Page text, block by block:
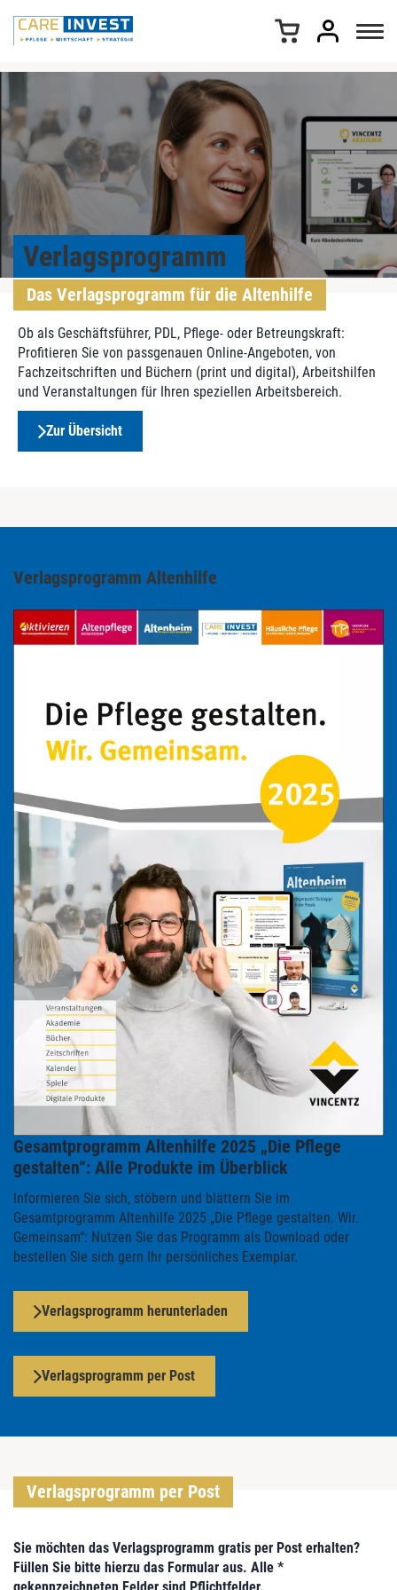
h
a
s
n
g
Verlagsprogramm
Das Verlagsprogramm für die Altenhilfe
Ob als Geschäftsführer, PDL, Pflege- oder Betreungskraft:
Profitieren Sie von passgenauen Online-Angeboten, von
Fachzeitschriften und Büchern (print und digital), Arbeitshilfen
und Veranstaltungen für Ihren speziellen Arbeitsbereich.
Zur Übersicht
Verlagsprogramm Altenhilfe
Gesamtprogramm Altenhilfe 2025 „Die Pflege
gestalten“: Alle Produkte im Überblick
Informieren Sie sich, stöbern und blättern Sie im
Gesamtprogramm Altenhilfe 2025 „Die Pflege gestalten. Wir.
Gemeinsam“: Nutzen Sie das Programm als Download oder
bestellen Sie sich gern Ihr persönliches Exemplar.
Verlagsprogramm herunterladen
Verlagsprogramm per Post
Verlagsprogramm per Post
Sie möchten das Verlagsprogramm gratis per Post erhalten?
Füllen Sie bitte hierzu das Formular aus. Alle *